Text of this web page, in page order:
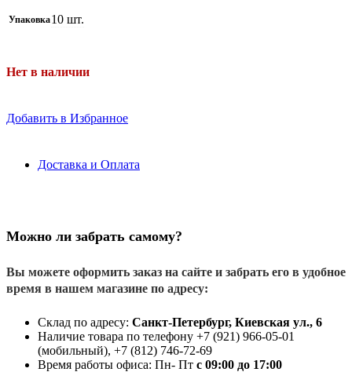
Упаковка10 шт.
Нет в наличии
Добавить в Избранное
Доставка и Оплата
Можно ли забрать самому?
Вы можете оформить заказ на сайте и забрать его в удобное
время в нашем магазине по адресу:
Склад по адресу: Санкт-Петербург, Киевская ул., 6
Наличие товара по телефону +7 (921) 966-05-01
(мобильный), +7 (812) 746-72-69
Время работы офиса: Пн- Пт с 09:00 до 17:00